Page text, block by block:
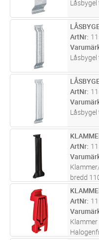
ST
ArtNr
ST
ArtNr
ST
ArtNr
bredd
ST
ArtNr